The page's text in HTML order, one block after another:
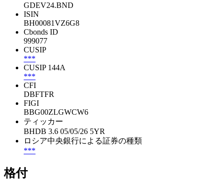
GDEV24.BND
ISIN
BH00081VZ6G8
Cbonds ID
999077
CUSIP
***
CUSIP 144A
***
CFI
DBFTFR
FIGI
BBG00ZLGWCW6
ティッカー
BHDB 3.6 05/05/26 5YR
ロシア中央銀行による証券の種類
***
格付